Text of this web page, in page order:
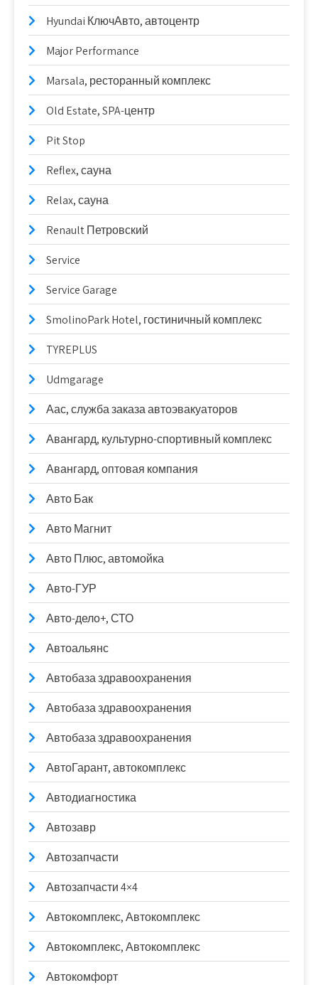
Hyundai КлючАвто, автоцентр
Major Performance
Marsala, ресторанный комплекс
Old Estate, SPA-центр
Pit Stop
Reflex, сауна
Relax, сауна
Renault Петровский
Service
Service Garage
SmolinoPark Hotel, гостиничный комплекс
TYREPLUS
Udmgarage
Аас, служба заказа автоэвакуаторов
Авангард, культурно-спортивный комплекс
Авангард, оптовая компания
Авто Бак
Авто Магнит
Авто Плюс, автомойка
Авто-ГУР
Авто-дело+, СТО
Автоальянс
Автобаза здравоохранения
Автобаза здравоохранения
Автобаза здравоохранения
АвтоГарант, автокомплекс
Автодиагностика
Автозавр
Автозапчасти
Автозапчасти 4×4
Автокомплекс, Автокомплекс
Автокомплекс, Автокомплекс
Автокомфорт